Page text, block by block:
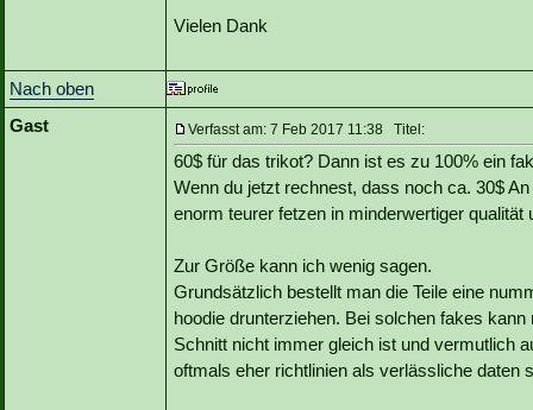
Vielen Dank
Nach oben
Gast
Verfasst am: 7 Feb 2017 11:38 Titel:
60$ für das trikot? Dann ist es zu 100% ein
Wenn du jetzt rechnest, dass noch ca. 30$
enorm teurer fetzen in minderwertiger
Zur Größe kann ich wenig sagen.
Grundsätzlich bestellt man die Teile eine
hoodie drunterziehen. Bei solchen fakes
Schnitt nicht immer gleich ist und vermutlich
oftmals eher richtlinien als verlässliche daten